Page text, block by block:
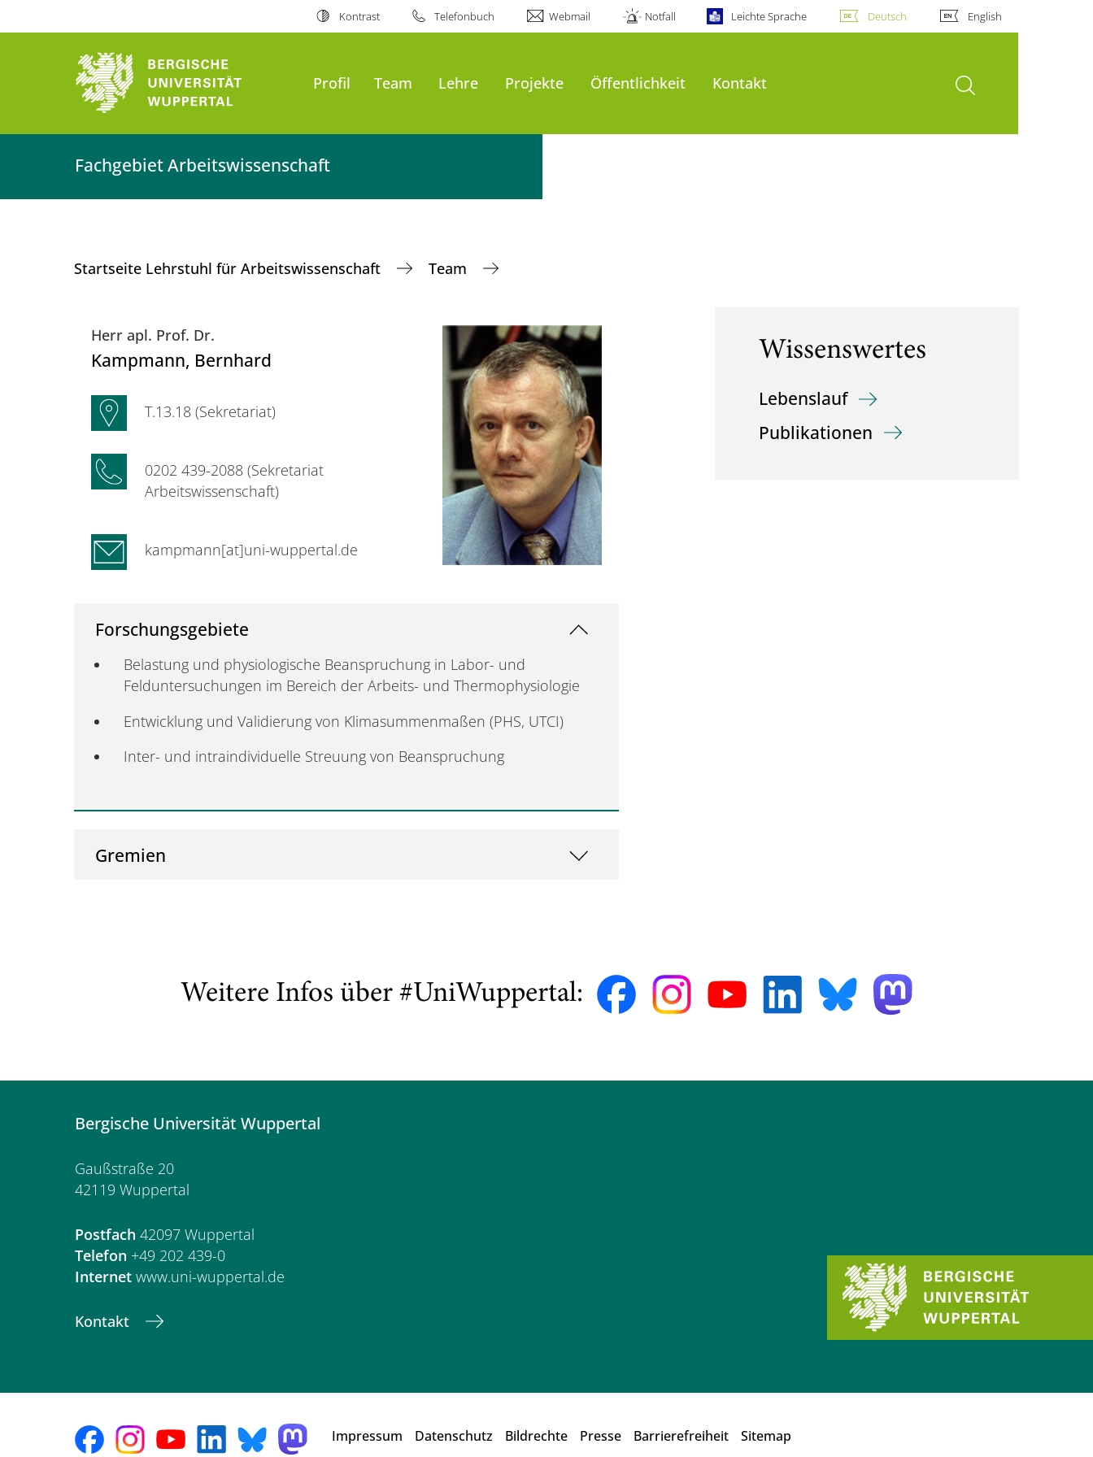
Kontrast Telefonbuch Webmail Notfall Leichte Sprache Deutsch English
Profil Team Lehre Projekte Öffentlichkeit Kontakt Suche öffnen
Fachgebiet Arbeitswissenschaft
Startseite Lehrstuhl für Arbeitswissenschaft Team
Herr apl. Prof. Dr.
Kampmann, Bernhard
T.13.18 (Sekretariat)
0202 439-2088 (Sekretariat
Arbeitswissenschaft)
kampmann[at]uni-wuppertal.de
Forschungsgebiete
Belastung und physiologische Beanspruchung in Labor- und
Felduntersuchungen im Bereich der Arbeits- und Thermophysiologie
Entwicklung und Validierung von Klimasummenmaßen (PHS, UTCI)
Inter- und intraindividuelle Streuung von Beanspruchung
Gremien
Wissenswertes
Lebenslauf
Publikationen
Weitere Infos über #UniWuppertal:
Bergische Universität Wuppertal
Gaußstraße 20
42119 Wuppertal
Postfach 42097 Wuppertal
Telefon +49 202 439-0
Internet www.uni-wuppertal.de
Kontakt
Impressum Datenschutz Bildrechte Presse Barrierefreiheit Sitemap